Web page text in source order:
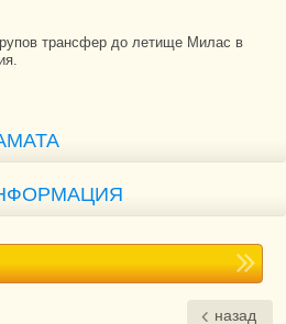
трансфер до летище Милас в
назад